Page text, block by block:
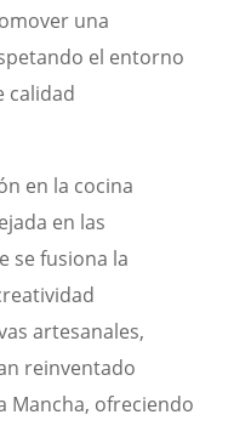
una
el entorno
calidad
en la cocina
en las
se fusiona la
artesanales,
reinventado
Mancha, ofreciendo